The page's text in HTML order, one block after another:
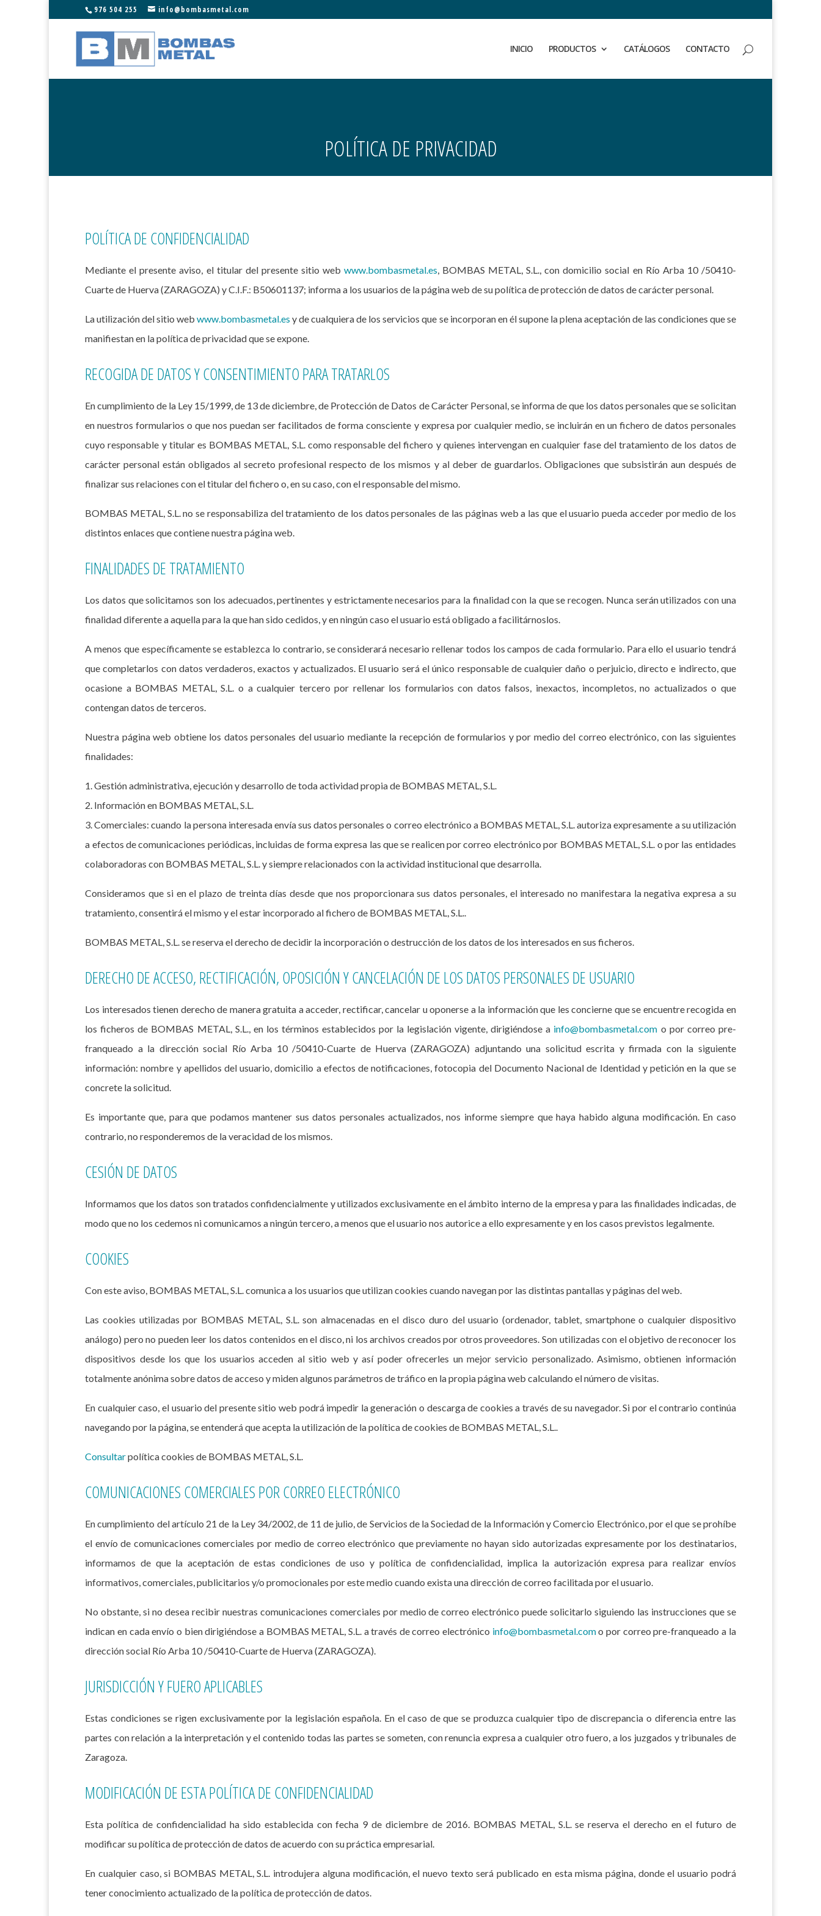
976 504 255 info@bombasmetal.com
INICIO PRODUCTOS CATÁLOGOS CONTACTO
POLÍTICA DE PRIVACIDAD
POLÍTICA DE CONFIDENCIALIDAD
Mediante el presente aviso, el titular del presente sitio web www.bombasmetal.es, BOMBAS METAL, S.L., con domicilio social en Río Arba 10 /50410-
Cuarte de Huerva (ZARAGOZA) y C.I.F.: B50601137; informa a los usuarios de la página web de su política de protección de datos de carácter personal.
La utilización del sitio webwww.bombasmetal.es y de cualquiera de los servicios que se incorporan en él supone la plena aceptación de las condiciones que se
manifiestan en la política de privacidad que se expone.
RECOGIDA DE DATOS Y CONSENTIMIENTO PARA TRATARLOS
En cumplimiento de la Ley 15/1999, de 13 de diciembre, de Protección de Datos de Carácter Personal, se informa de que los datos personales que se solicitan
en nuestros formularios o que nos puedan ser facilitados de forma consciente y expresa por cualquier medio, se incluirán en un fichero de datos personales
cuyo responsable y titular es BOMBAS METAL, S.L. como responsable del fichero y quienes intervengan en cualquier fase del tratamiento de los datos de
carácter personal están obligados al secreto profesional respecto de los mismos y al deber de guardarlos. Obligaciones que subsistirán aun después de
finalizar sus relaciones con el titular del fichero o, en su caso, con el responsable del mismo.
BOMBAS METAL, S.L. no se responsabiliza del tratamiento de los datos personales de las páginas web a las que el usuario pueda acceder por medio de los
distintos enlaces que contiene nuestra página web.
FINALIDADES DE TRATAMIENTO
Los datos que solicitamos son los adecuados, pertinentes y estrictamente necesarios para la finalidad con la que se recogen. Nunca serán utilizados con una
finalidad diferente a aquella para la que han sido cedidos, y en ningún caso el usuario está obligado a facilitárnoslos.
A menos que específicamente se establezca lo contrario, se considerará necesario rellenar todos los campos de cada formulario. Para ello el usuario tendrá
que completarlos con datos verdaderos, exactos y actualizados. El usuario será el único responsable de cualquier daño o perjuicio, directo e indirecto, que
ocasione a BOMBAS METAL, S.L. o a cualquier tercero por rellenar los formularios con datos falsos, inexactos, incompletos, no actualizados o que
contengan datos de terceros.
Nuestra página web obtiene los datos personales del usuario mediante la recepción de formularios y por medio del correo electrónico, con las siguientes
finalidades:
1. Gestión administrativa, ejecución y desarrollo de toda actividad propia de BOMBAS METAL, S.L.
2. Información en BOMBAS METAL, S.L.
3. Comerciales: cuando la persona interesada envía sus datos personales o correo electrónico a BOMBAS METAL, S.L. autoriza expresamente a su utilización
a efectos de comunicaciones periódicas, incluidas de forma expresa las que se realicen por correo electrónico por BOMBAS METAL, S.L. o por las entidades
colaboradoras con BOMBAS METAL, S.L. y siempre relacionados con la actividad institucional que desarrolla.
Consideramos que si en el plazo de treinta días desde que nos proporcionara sus datos personales, el interesado no manifestara la negativa expresa a su
tratamiento, consentirá el mismo y el estar incorporado al fichero de BOMBAS METAL, S.L..
BOMBAS METAL, S.L. se reserva el derecho de decidir la incorporación o destrucción de los datos de los interesados en sus ficheros.
DERECHO DE ACCESO, RECTIFICACIÓN, OPOSICIÓN Y CANCELACIÓN DE LOS DATOS PERSONALES DE USUARIO
Los interesados tienen derecho de manera gratuita a acceder, rectificar, cancelar u oponerse a la información que les concierne que se encuentre recogida en
los ficheros de BOMBAS METAL, S.L., en los términos establecidos por la legislación vigente, dirigiéndose a info@bombasmetal.com o por correo pre-
franqueado a la dirección social Río Arba 10 /50410-Cuarte de Huerva (ZARAGOZA) adjuntando una solicitud escrita y firmada con la siguiente
información: nombre y apellidos del usuario, domicilio a efectos de notificaciones, fotocopia del Documento Nacional de Identidad y petición en la que se
concrete la solicitud.
Es importante que, para que podamos mantener sus datos personales actualizados, nos informe siempre que haya habido alguna modificación. En caso
contrario, no responderemos de la veracidad de los mismos.
CESIÓN DE DATOS
Informamos que los datos son tratados confidencialmente y utilizados exclusivamente en el ámbito interno de la empresa y para las finalidades indicadas, de
modo que no los cedemos ni comunicamos a ningún tercero, a menos que el usuario nos autorice a ello expresamente y en los casos previstos legalmente.
COOKIES
Con este aviso, BOMBAS METAL, S.L. comunica a los usuarios que utilizan cookies cuando navegan por las distintas pantallas y páginas del web.
Las cookies utilizadas por BOMBAS METAL, S.L. son almacenadas en el disco duro del usuario (ordenador, tablet, smartphone o cualquier dispositivo
análogo) pero no pueden leer los datos contenidos en el disco, ni los archivos creados por otros proveedores. Son utilizadas con el objetivo de reconocer los
dispositivos desde los que los usuarios acceden al sitio web y así poder ofrecerles un mejor servicio personalizado. Asimismo, obtienen información
totalmente anónima sobre datos de acceso y miden algunos parámetros de tráfico en la propia página web calculando el número de visitas.
En cualquier caso, el usuario del presente sitio web podrá impedir la generación o descarga de cookies a través de su navegador. Si por el contrario continúa
navegando por la página, se entenderá que acepta la utilización de la política de cookies de BOMBAS METAL, S.L..
Consultarpolítica cookies de BOMBAS METAL, S.L.
COMUNICACIONES COMERCIALES POR CORREO ELECTRÓNICO
En cumplimiento del artículo 21 de la Ley 34/2002, de 11 de julio, de Servicios de la Sociedad de la Información y Comercio Electrónico, por el que se prohíbe
el envío de comunicaciones comerciales por medio de correo electrónico que previamente no hayan sido autorizadas expresamente por los destinatarios,
informamos de que la aceptación de estas condiciones de uso y política de confidencialidad, implica la autorización expresa para realizar envíos
informativos, comerciales, publicitarios y/o promocionales por este medio cuando exista una dirección de correo facilitada por el usuario.
No obstante, si no desea recibir nuestras comunicaciones comerciales por medio de correo electrónico puede solicitarlo siguiendo las instrucciones que se
indican en cada envío o bien dirigiéndose a BOMBAS METAL, S.L. a través de correo electrónico info@bombasmetal.como por correo pre-franqueado a la
dirección social Río Arba 10 /50410-Cuarte de Huerva (ZARAGOZA).
JURISDICCIÓN Y FUERO APLICABLES
Estas condiciones se rigen exclusivamente por la legislación española. En el caso de que se produzca cualquier tipo de discrepancia o diferencia entre las
partes con relación a la interpretación y el contenido todas las partes se someten, con renuncia expresa a cualquier otro fuero, a los juzgados y tribunales de
Zaragoza.
MODIFICACIÓN DE ESTA POLÍTICA DE CONFIDENCIALIDAD
Esta política de confidencialidad ha sido establecida con fecha 9 de diciembre de 2016. BOMBAS METAL, S.L. se reserva el derecho en el futuro de
modificar su política de protección de datos de acuerdo con su práctica empresarial.
En cualquier caso, si BOMBAS METAL, S.L. introdujera alguna modificación, el nuevo texto será publicado en esta misma página, donde el usuario podrá
tener conocimiento actualizado de la política de protección de datos.